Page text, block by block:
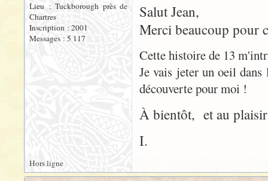
Lieu : Tuckborough près de
Chartres
Inscription : 2001
Messages : 5 117
Salut Jean,
Merci beaucoup pour
Cette histoire de 13
Je vais jeter un oeil
découverte pour moi !
À bientôt, et au
I.
Hors ligne